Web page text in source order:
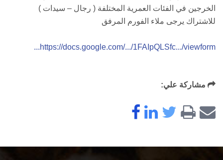
الخرجين في الفئات العمرية المختلفة ( رجال – سيدات )
للاشتراك يرجى ملاء الفورم المرفق
https://docs.google.com/.../1FAIpQLSfc.../viewform...
مشاركة علي: